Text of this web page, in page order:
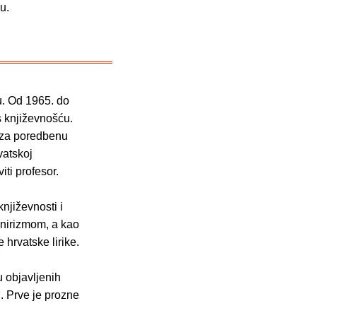
Od 1965. do
književnošću.
poredbenu
profesor.
i
a kao
hrvatske lirike.
objavljenih
Prve je prozne